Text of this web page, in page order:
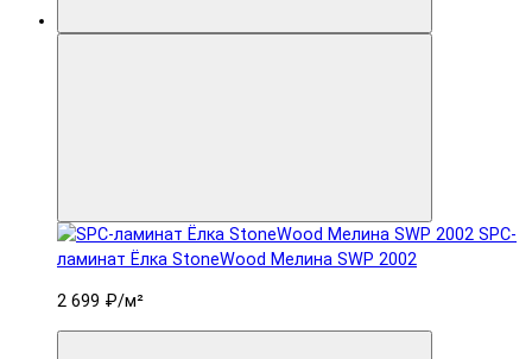
SPC-
ламинат Ëлка StoneWood Мелина SWP 2002
2 699 ₽/м²